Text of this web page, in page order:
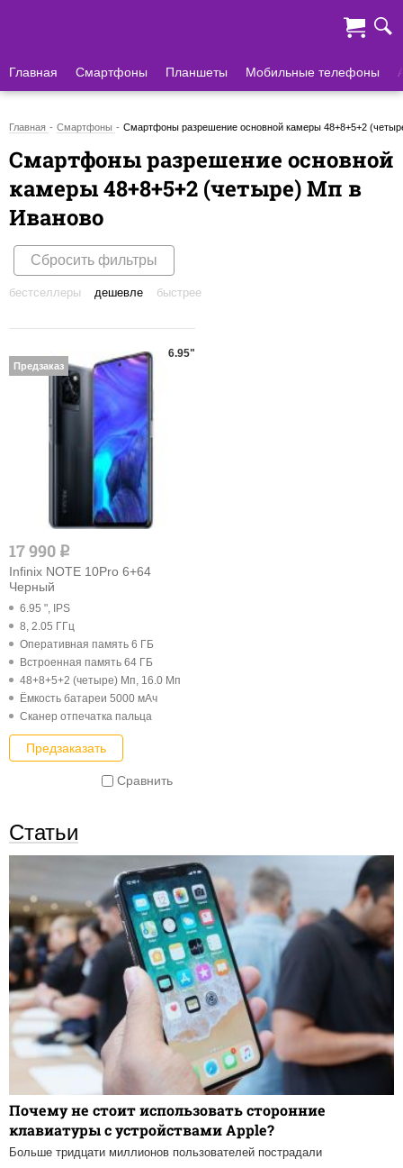
Главная Смартфоны Планшеты Мобильные телефоны
Главная Смартфоны Смартфоны разрешение основной камеры 48+8+5+2
Смартфоны разрешение основной
камеры 48+8+5+2 (четыре) Мп в
Иваново
Сбросить фильтры
бестселлеры дешевле быстрее
17 990 q
Infinix NOTE 10Pro 6+64
Черный
6.95 ", IPS
8, 2.05 ГГц
Оперативная память 6 ГБ
Встроенная память 64 ГБ
48+8+5+2 (четыре) Мп, 16.0 Мп
Ёмкость батареи 5000 мАч
Cканер отпечатка пальца
Предзаказать
Сравнить
6.95"
Предзаказ
Статьи
Почему не стоит использовать сторонние
клавиатуры с устройствами Apple?
Больше тридцати миллионов пользователей пострадали